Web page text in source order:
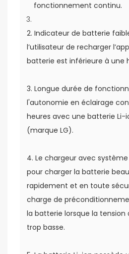
fonctionnement continu.
2. Indicateur de batterie
l’utilisateur de recharger
batterie est inférieure à une
3. Longue durée de
l'autonomie en éclairage
heures avec une batterie Li-
(marque LG).
4. Le chargeur avec
pour charger la batterie
rapidement et en toute
charge de
la batterie lorsque la tension
trop basse.